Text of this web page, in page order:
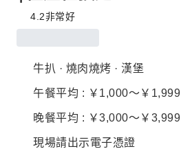
4.2非常好
牛扒 · 燒肉燒烤 · 漢堡
午餐平均 : ￥1,000～￥1,999
晚餐平均 : ￥3,000～￥3,999
現場請出示電子憑證